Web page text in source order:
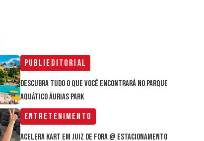
Publieditorial
Descubra tudo o que você encontrará no parque
aquático Áurias Park
Entretenimento
Acelera Kart em Juiz de Fora @ estacionamento